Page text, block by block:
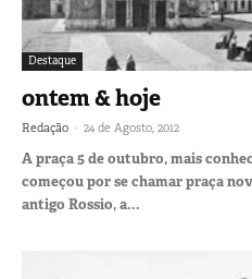
Destaque
ontem & hoje
Redação - 24 de Agosto, 2012
A praça 5 de outubro, mais
começou por se chamar praça
antigo Rossio, a...